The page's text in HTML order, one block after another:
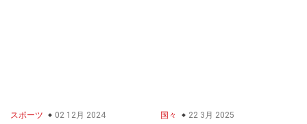
スポーツ 02 12月 2024 国々 22 3月 2025